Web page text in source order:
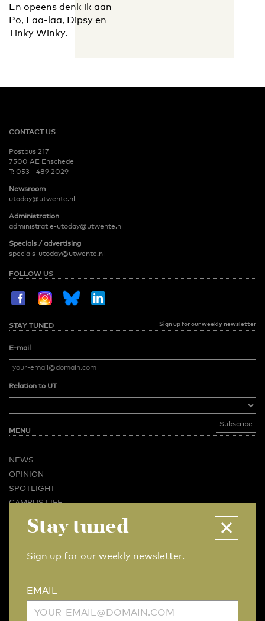
En opeens denk ik aan
Po, Laa-laa, Dipsy en
Tinky Winky.
CONTACT US
Postbus 217
7500 AE Enschede
T: 053 - 489 2029
Newsroom
utoday@utwente.nl
Administration
administratie-utoday@utwente.nl
Specials / advertising
specials-utoday@utwente.nl
FOLLOW US
STAY TUNED Sign up for our weekly newsletter
E-mail
Relation to UT
MENU
NEWS
OPINION
SPOTLIGHT
CAMPUS LIFE
BUSINESS & CAREER
CONTACT
ARCHIVE
Stay tuned
Sign up for our weekly newsletter.
EMAIL